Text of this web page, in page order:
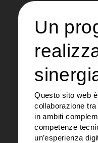
Un
Questo sito web
collaborazione
in ambiti
competenze
un’esperienza